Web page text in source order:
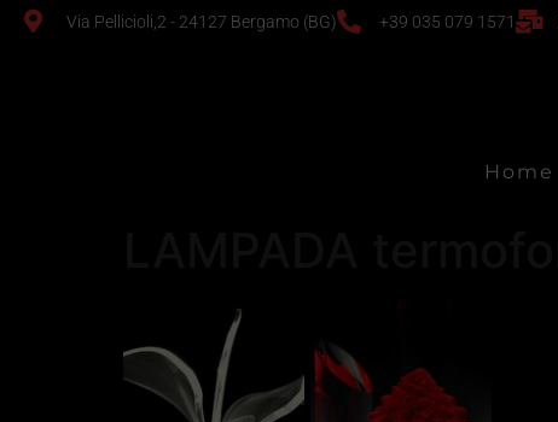
Via Pellicioli,2 - 24127 Bergamo (BG) +39 035 079 1571
Home